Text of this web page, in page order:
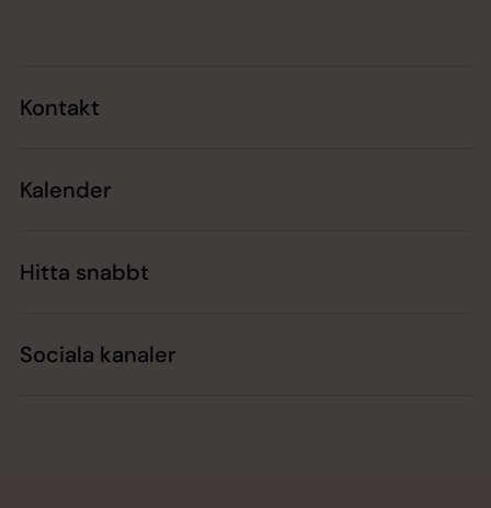
Kontakt
Kalender
Hitta snabbt
Sociala kanaler